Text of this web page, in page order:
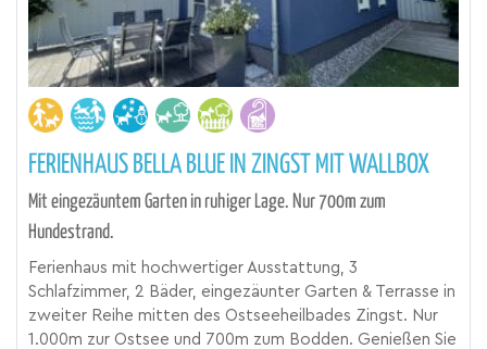
FERIENHAUS BELLA BLUE IN ZINGST MIT WALLBOX
Mit eingezäuntem Garten in ruhiger Lage. Nur 700m zum
Hundestrand.
Ferienhaus mit hochwertiger Ausstattung, 3
Schlafzimmer, 2 Bäder, eingezäunter Garten & Terrasse in
zweiter Reihe mitten des Ostseeheilbades Zingst. Nur
1.000m zur Ostsee und 700m zum Bodden. Genießen Sie